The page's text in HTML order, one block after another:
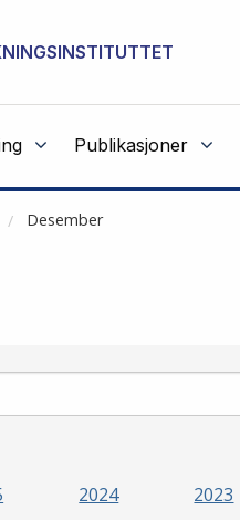
Publikasjoner
Desember
2024 2023